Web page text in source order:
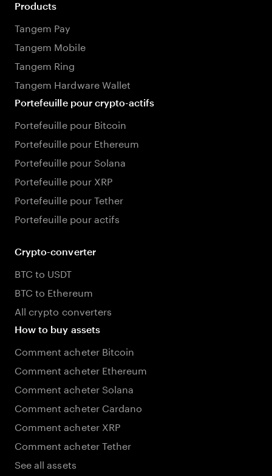
Products
Tangem Pay
Tangem Mobile
Tangem Ring
Tangem Hardware Wallet
Portefeuille pour crypto-actifs
Portefeuille pour Bitcoin
Portefeuille pour Ethereum
Portefeuille pour Solana
Portefeuille pour XRP
Portefeuille pour Tether
Portefeuille pour actifs
Crypto-converter
BTC to USDT
BTC to Ethereum
All crypto converters
How to buy assets
Comment acheter Bitcoin
Comment acheter Ethereum
Comment acheter Solana
Comment acheter Cardano
Comment acheter XRP
Comment acheter Tether
See all assets